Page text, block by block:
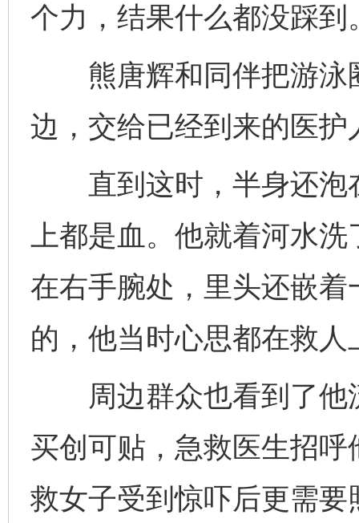
个力，结果什么都没踩到
熊唐辉和同伴把游泳
边，交给已经到来的医
直到这时，半身还泡
上都是血。他就着河水
在右手腕处，里头还嵌
的，他当时心思都在救
周边群众也看到了他
买创可贴，急救医生招
救女子受到惊吓后更需